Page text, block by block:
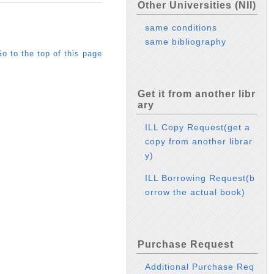
to the top of this page
Other Universities (NII)
same conditions
same bibliography
Get it from another libr
ary
ILL Copy Request(get a
copy from another librar
y)
ILL Borrowing Request(b
orrow the actual book)
Purchase Request
Additional Purchase Req